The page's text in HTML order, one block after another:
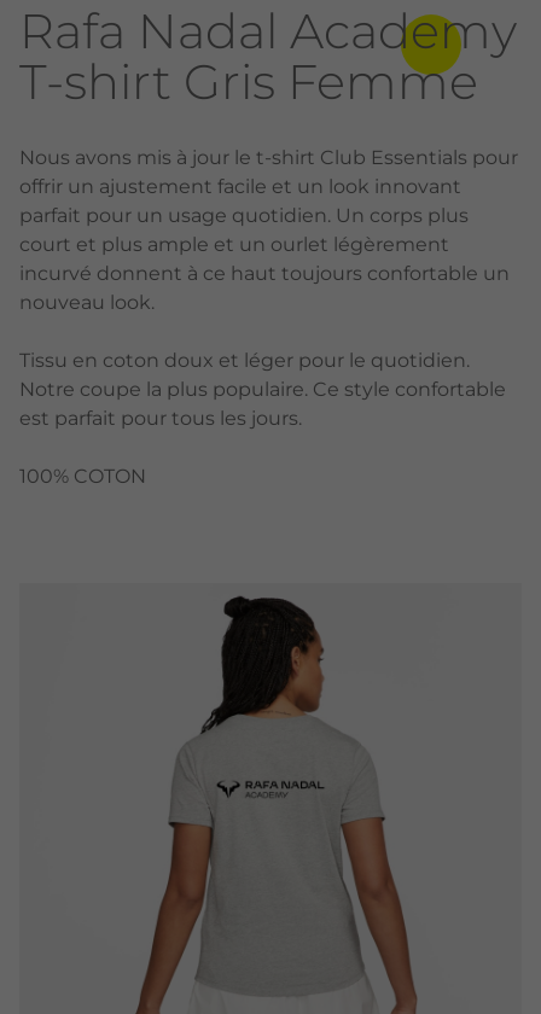
Rafa Nadal Academy
T-shirt Gris Femme
Nous avons mis à jour le t-shirt Club Essentials pour
offrir un ajustement facile et un look innovant
parfait pour un usage quotidien. Un corps plus
court et plus ample et un ourlet légèrement
incurvé donnent à ce haut toujours confortable un
nouveau look.
Tissu en coton doux et léger pour le quotidien.
Notre coupe la plus populaire. Ce style confortable
est parfait pour tous les jours.
100% COTON